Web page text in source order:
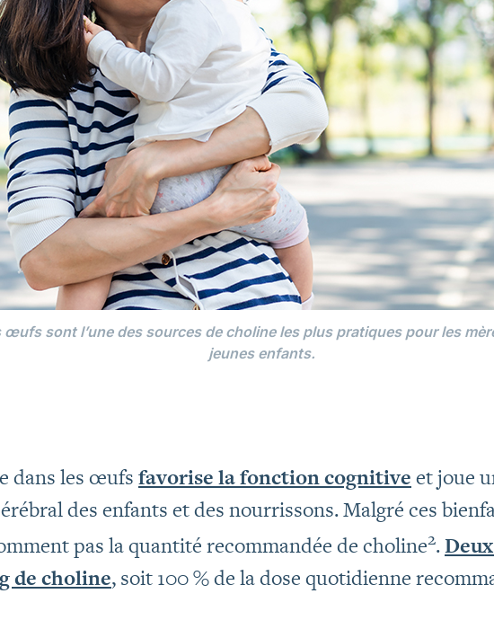
œufs sont l’une des sources de choline les plus pratiques pour les
jeunes enfants.
dans les œufsfavorise la fonction cognitiveet joue
des enfants et des nourrissons. Malgré ces
pas la quantité recommandée de choline2.
de choline, soit 100 % de la dose quotidienne